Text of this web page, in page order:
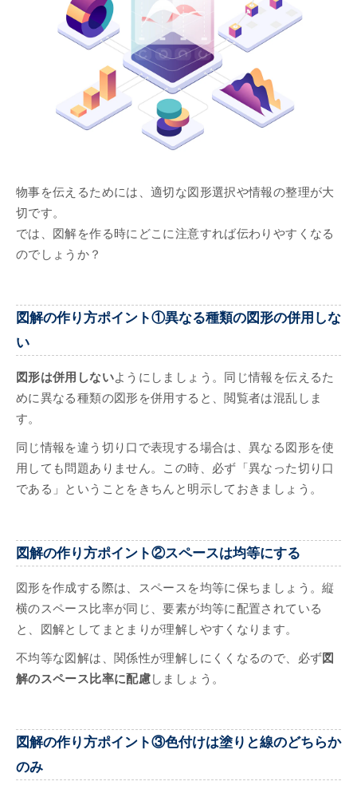
物事を伝えるためには、適切な図形選択や情報の整理が大
切です。
では、図解を作る時にどこに注意すれば伝わりやすくなる
のでしょうか？
図解の作り方ポイント①異なる種類の図形の併用しな
い
図形は併用しないようにしましょう。同じ情報を伝えるた
めに異なる種類の図形を併用すると、閲覧者は混乱しま
す。
同じ情報を違う切り口で表現する場合は、異なる図形を使
用しても問題ありません。この時、必ず「異なった切り口
である」ということをきちんと明示しておきましょう。
図解の作り方ポイント②スペースは均等にする
図形を作成する際は、スペースを均等に保ちましょう。縦
横のスペース比率が同じ、要素が均等に配置されている
と、図解としてまとまりが理解しやすくなります。
不均等な図解は、関係性が理解しにくくなるので、必ず図
解のスペース比率に配慮しましょう。
図解の作り方ポイント③色付けは塗りと線のどちらか
のみ